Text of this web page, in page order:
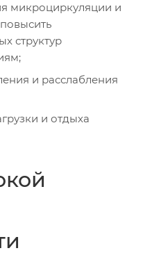
микроциркуляции и
структур
и расслабления
и отдыха